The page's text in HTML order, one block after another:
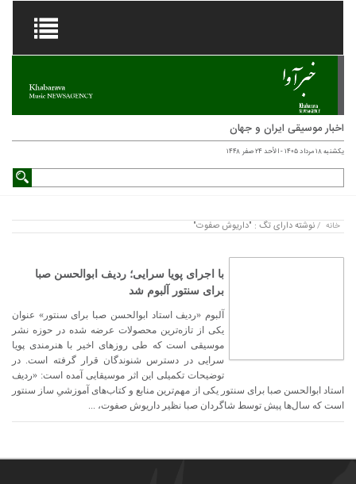
اخبار موسیقی ایران و جهان
یکشنبه ۱۸ مرداد ۱۴۰۵ - الأحد ۲۴ صفر ۱۴۴۸
خانه /نوشته دارای تگ : "داریوش صفوت"
با اجرای پویا سرایی؛ ردیف ابوالحسن صبا
برای سنتور آلبوم شد
آلبوم «ردیف استاد ابوالحسن صبا برای سنتور» عنوان
یکی از تازه‌ترین محصولات عرضه شده در حوزه نشر
موسیقی است که طی روزهای اخیر با هنرمندی پویا
سرایی در دسترس شنوندگان قرار گرفته است. در
توضیحات تکمیلی این اثر موسیقایی آمده است: «ردیف
استاد ابوالحسن صبا برای سنتور یکی از مهم‌ترین منابع و کتاب‌های آموزشیِ ساز سنتور
است که سال‌ها پیش توسط شاگردان صبا نظیر داریوش صفوت، ...